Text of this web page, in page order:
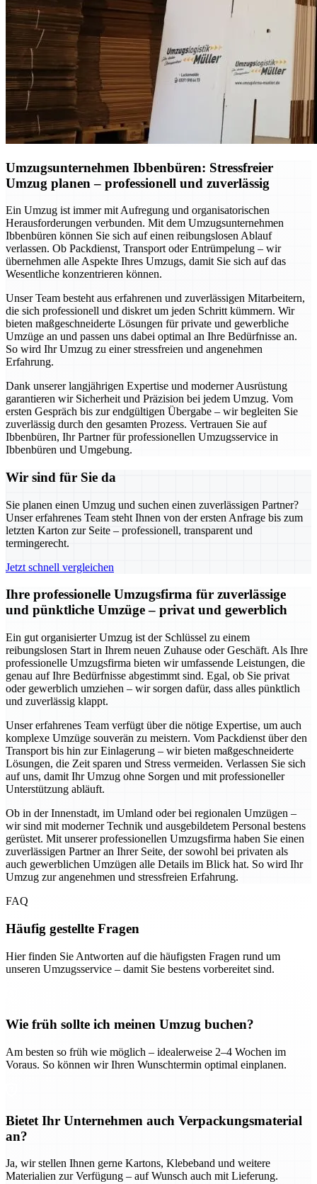
Umzugsunternehmen Ibbenbüren: Stressfreier
Umzug planen – professionell und zuverlässig
Ein Umzug ist immer mit Aufregung und organisatorischen
Herausforderungen verbunden. Mit dem Umzugsunternehmen
Ibbenbüren können Sie sich auf einen reibungslosen Ablauf
verlassen. Ob Packdienst, Transport oder Entrümpelung – wir
übernehmen alle Aspekte Ihres Umzugs, damit Sie sich auf das
Wesentliche konzentrieren können.
Unser Team besteht aus erfahrenen und zuverlässigen Mitarbeitern,
die sich professionell und diskret um jeden Schritt kümmern. Wir
bieten maßgeschneiderte Lösungen für private und gewerbliche
Umzüge an und passen uns dabei optimal an Ihre Bedürfnisse an.
So wird Ihr Umzug zu einer stressfreien und angenehmen
Erfahrung.
Dank unserer langjährigen Expertise und moderner Ausrüstung
garantieren wir Sicherheit und Präzision bei jedem Umzug. Vom
ersten Gespräch bis zur endgültigen Übergabe – wir begleiten Sie
zuverlässig durch den gesamten Prozess. Vertrauen Sie auf
Ibbenbüren, Ihr Partner für professionellen Umzugsservice in
Ibbenbüren und Umgebung.
Wir sind für Sie da
Sie planen einen Umzug und suchen einen zuverlässigen Partner?
Unser erfahrenes Team steht Ihnen von der ersten Anfrage bis zum
letzten Karton zur Seite – professionell, transparent und
termingerecht.
Jetzt schnell vergleichen
Ihre professionelle Umzugsfirma für zuverlässige
und pünktliche Umzüge – privat und gewerblich
Ein gut organisierter Umzug ist der Schlüssel zu einem
reibungslosen Start in Ihrem neuen Zuhause oder Geschäft. Als Ihre
professionelle Umzugsfirma bieten wir umfassende Leistungen, die
genau auf Ihre Bedürfnisse abgestimmt sind. Egal, ob Sie privat
oder gewerblich umziehen – wir sorgen dafür, dass alles pünktlich
und zuverlässig klappt.
Unser erfahrenes Team verfügt über die nötige Expertise, um auch
komplexe Umzüge souverän zu meistern. Vom Packdienst über den
Transport bis hin zur Einlagerung – wir bieten maßgeschneiderte
Lösungen, die Zeit sparen und Stress vermeiden. Verlassen Sie sich
auf uns, damit Ihr Umzug ohne Sorgen und mit professioneller
Unterstützung abläuft.
Ob in der Innenstadt, im Umland oder bei regionalen Umzügen –
wir sind mit moderner Technik und ausgebildetem Personal bestens
gerüstet. Mit unserer professionellen Umzugsfirma haben Sie einen
zuverlässigen Partner an Ihrer Seite, der sowohl bei privaten als
auch gewerblichen Umzügen alle Details im Blick hat. So wird Ihr
Umzug zur angenehmen und stressfreien Erfahrung.
FAQ
Häufig gestellte Fragen
Hier finden Sie Antworten auf die häufigsten Fragen rund um
unseren Umzugsservice – damit Sie bestens vorbereitet sind.
Wie früh sollte ich meinen Umzug buchen?
Am besten so früh wie möglich – idealerweise 2–4 Wochen im
Voraus. So können wir Ihren Wunschtermin optimal einplanen.
Bietet Ihr Unternehmen auch Verpackungsmaterial
an?
Ja, wir stellen Ihnen gerne Kartons, Klebeband und weitere
Materialien zur Verfügung – auf Wunsch auch mit Lieferung.